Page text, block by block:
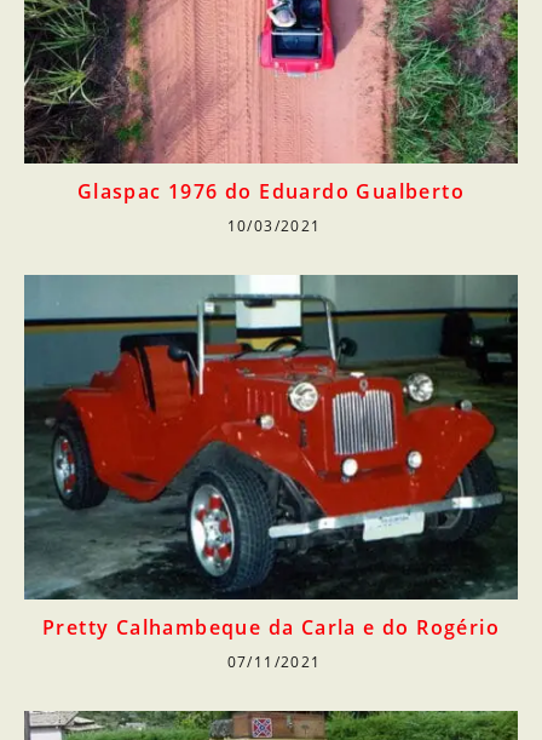
Glaspac 1976 do Eduardo Gualberto
10/03/2021
Pretty Calhambeque da Carla e do Rogério
07/11/2021